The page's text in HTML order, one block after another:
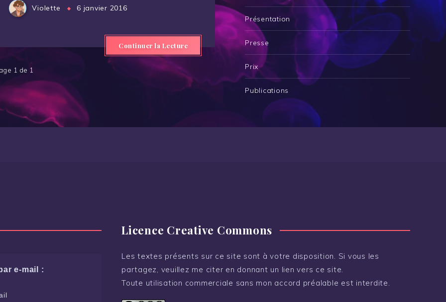
Violette 6 janvier 2016
Continuer la Lecture
1 de 1
Présentation
Presse
Prix
Publications
e-mail :
Licence Creative Commons
Les textes présents sur ce site sont à votre disposition. Si vous les
partagez, veuillez me citer en donnant un lien vers ce site.
Toute utilisation commerciale sans mon accord préalable est interdite.